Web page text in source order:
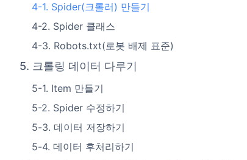
4-1. Spider(크롤러) 만들기
4-2. Spider 클래스
4-3. Robots.txt(로봇 배제 표준)
5. 크롤링 데이터 다루기
5-1. Item 만들기
5-2. Spider 수정하기
5-3. 데이터 저장하기
5-4. 데이터 후처리하기